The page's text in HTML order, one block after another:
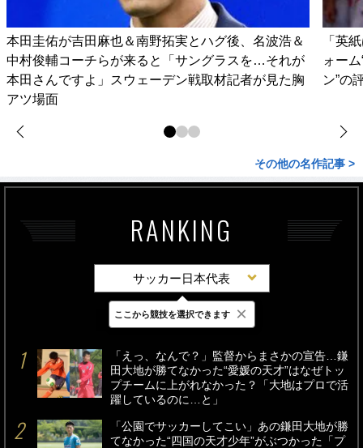
本田圭佑が吉田麻也＆南野拓実とハグ後、名波浩＆
中村俊輔コーチらが来ると「サングラスを…それが
本田さんですよ」スウェーデン戦取材記者が見た胸
アツ場面
「英
ォー
ン”の
その他の名作記事 >
RANKING
サッカー日本代表
最新 24時間 週間
「えっ、なんで？」監督からまさかの宣告…鎌
田大地が勝てなかった“愛媛の天才”はなぜトッ
プチームに上がれなかった？「大地はプロで活
躍しているのに…と」
「公園でサッカーしてこい」あの鎌田大地が勝
てなかった“四国の天才少年”がぶつかった「プ
ここから競技を選択できます ×